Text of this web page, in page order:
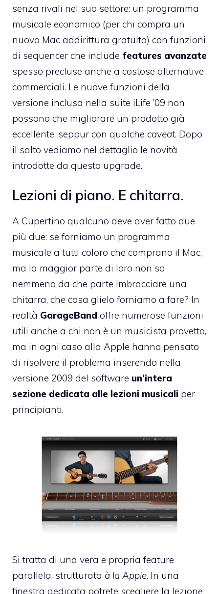
senza rivali nel suo settore: un programma
musicale economico (per chi compra un
nuovo Mac addirittura gratuito) con funzioni
di sequencer che include features avanzate
spesso precluse anche a costose alternative
commerciali. Le nuove funzioni della
versione inclusa nella suite iLife ’09 non
possono che migliorare un prodotto già
eccellente, seppur con qualche caveat. Dopo
il salto vediamo nel dettaglio le novità
introdotte da questo upgrade.
Lezioni di piano. E chitarra.
A Cupertino qualcuno deve aver fatto due
più due: se forniamo un programma
musicale a tutti coloro che comprano il Mac,
ma la maggior parte di loro non sa
nemmeno da che parte imbracciare una
chitarra, che cosa glielo forniamo a fare? In
realtà GarageBand offre numerose funzioni
utili anche a chi non è un musicista provetto,
ma in ogni caso alla Apple hanno pensato
di risolvere il problema inserendo nella
versione 2009 del software un’intera
sezione dedicata alle lezioni musicali per
principianti.
Si tratta di una vera e propria feature
parallela, strutturata à la Apple. In una
finestra dedicata potrete scegliere la lezione